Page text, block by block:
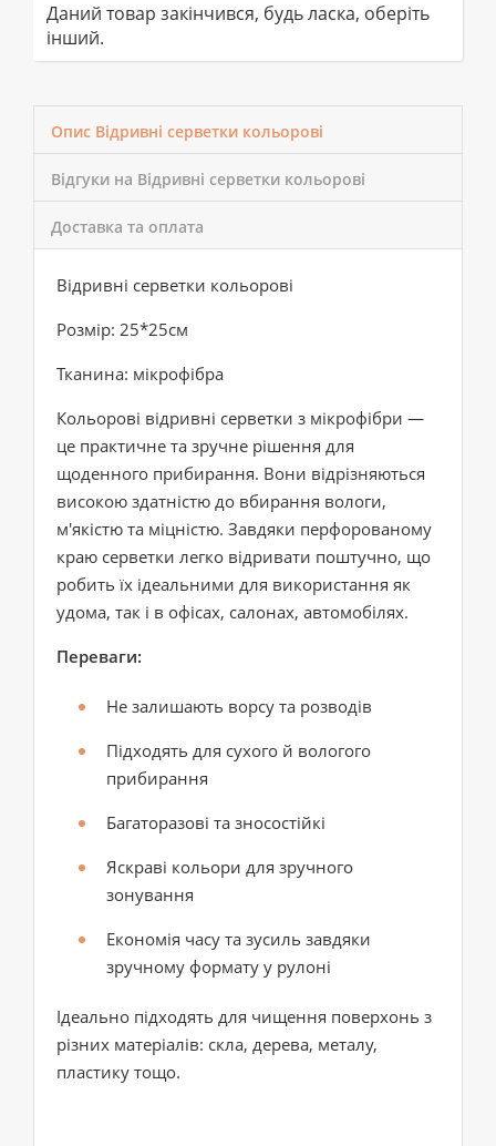
Даний товар закінчився, будь ласка, оберіть
інший.
Опис Відривні серветки кольорові
Відгуки на Відривні серветки кольорові
Доставка та оплата
Відривні серветки кольорові
Розмір: 25*25см
Тканина: мікрофібра
Кольорові відривні серветки з мікрофібри —
це практичне та зручне рішення для
щоденного прибирання. Вони відрізняються
високою здатністю до вбирання вологи,
м'якістю та міцністю. Завдяки перфорованому
краю серветки легко відривати поштучно, що
робить їх ідеальними для використання як
удома, так і в офісах, салонах, автомобілях.
Переваги:
Не залишають ворсу та розводів
Підходять для сухого й вологого
прибирання
Багаторазові та зносостійкі
Яскраві кольори для зручного
зонування
Економія часу та зусиль завдяки
зручному формату у рулоні
Ідеально підходять для чищення поверхонь з
різних матеріалів: скла, дерева, металу,
пластику тощо.